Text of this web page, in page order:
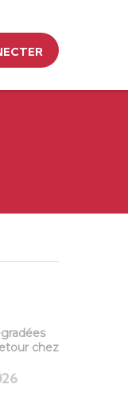
chez